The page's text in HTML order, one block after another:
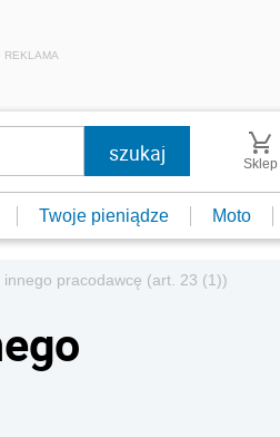
REKLAMA
Sklep
Twoje pieniądze Moto
innego pracodawcę (art. 23 (1))